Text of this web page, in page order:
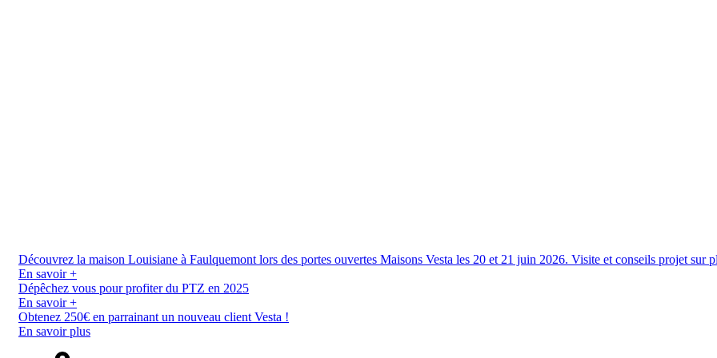
Découvrez la maison Louisiane à Faulquemont lors des portes ouvertes Maisons Vesta les 20 et 21 juin 2026. Visite et conseils projet sur
En savoir +
Dépêchez vous pour profiter du PTZ en 2025
En savoir +
Obtenez 250€ en parrainant un nouveau client Vesta !
En savoir plus